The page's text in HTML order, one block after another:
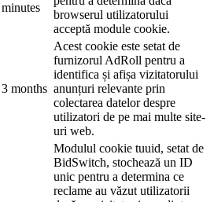
minutes
browserul utilizatorului
acceptă module cookie.
3 months
Acest cookie este setat de
furnizorul AdRoll pentru a
identifica și afișa vizitatorului
anunțuri relevante prin
colectarea datelor despre
utilizatori de pe mai multe site-
uri web.
Modulul cookie tuuid, setat de
BidSwitch, stochează un ID
unic pentru a determina ce
reclame au văzut utilizatorii